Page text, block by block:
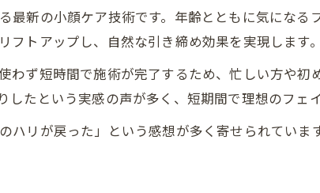
最新の小顔ケア技術です。年齢とともに気になる
トアップし、自然な引き締め効果を実現します。
わず短時間で施術が完了するため、忙しい方や初
たという実感の声が多く、短期間で理想のフェ
ハリが戻った」という感想が多く寄せられていま